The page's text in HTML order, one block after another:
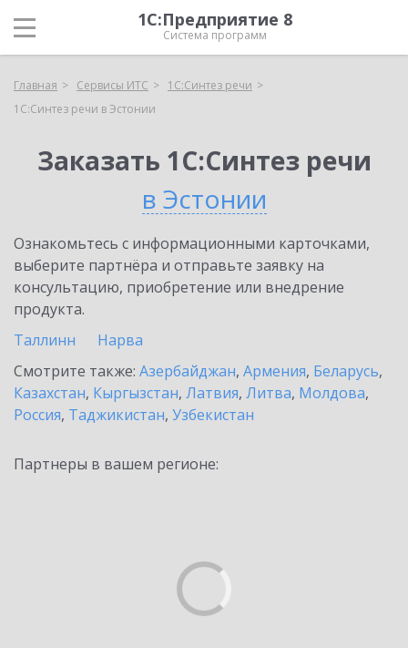
1С:Предприятие 8
Система программ
Главная Сервисы ИТС
1С:Синтез речи
1С:Синтез речи в Эстонии
Заказать 1С:Синтез речи
в Эстонии
Ознакомьтесь с информационными карточками,
выберите партнёра и отправьте заявку на
консультацию, приобретение или внедрение
продукта.
Таллинн
Нарва
Смотрите также: Азербайджан, Армения, Беларусь,
Казахстан, Кыргызстан, Латвия, Литва, Молдова,
Россия, Таджикистан, Узбекистан
Партнеры в вашем регионе: